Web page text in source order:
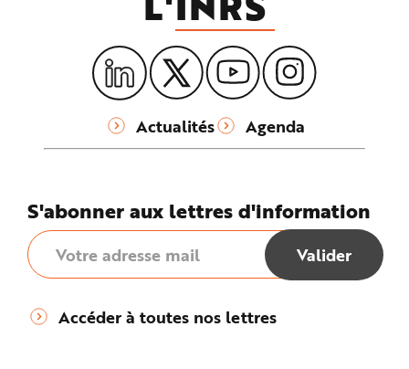
Actualités Agenda
S'abonner aux lettres d'information
Accéder à toutes nos lettres